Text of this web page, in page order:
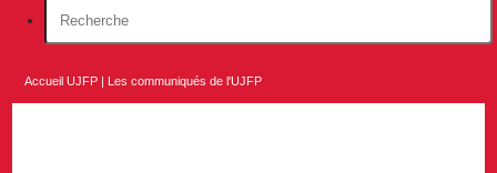
Accueil UJFP Les communiqués de l'UJFP